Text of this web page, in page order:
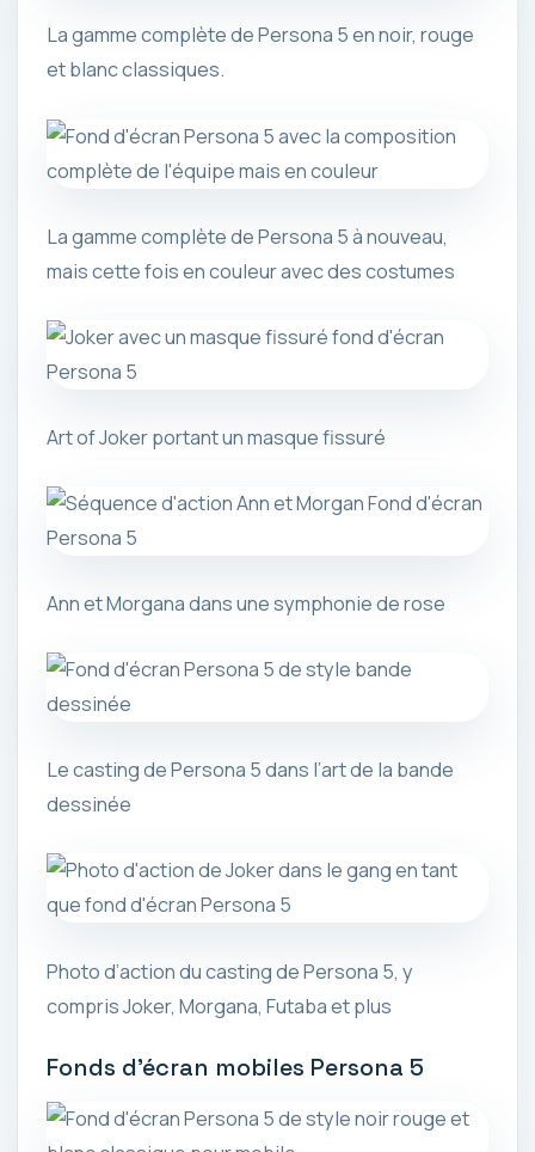
La gamme complète de Persona 5 en noir, rouge
et blanc classiques.
La gamme complète de Persona 5 à nouveau,
mais cette fois en couleur avec des costumes
Art of Joker portant un masque fissuré
Ann et Morgana dans une symphonie de rose
Le casting de Persona 5 dans l’art de la bande
dessinée
Photo d’action du casting de Persona 5, y
compris Joker, Morgana, Futaba et plus
Fonds d’écran mobiles Persona 5